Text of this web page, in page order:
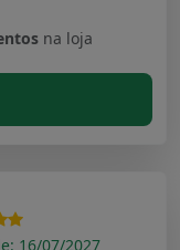
na loja
16/07/2027